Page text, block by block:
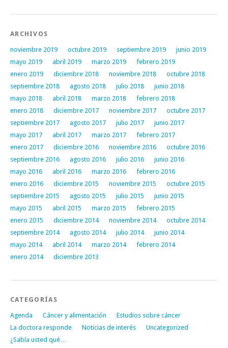
ARCHIVOS
noviembre 2019 octubre 2019 septiembre 2019
junio 2019
mayo 2019
abril 2019 marzo 2019
febrero 2019
enero 2019
diciembre 2018 noviembre 2018
octubre 2018
septiembre 2018
agosto 2018 julio 2018
junio 2018
mayo 2018
abril 2018 marzo 2018
febrero 2018
enero 2018
diciembre 2017 noviembre 2017
octubre 2017
septiembre 2017
agosto 2017 julio 2017
junio 2017
mayo 2017
abril 2017 marzo 2017
febrero 2017
enero 2017
diciembre 2016 noviembre 2016
octubre 2016
septiembre 2016
agosto 2016 julio 2016
junio 2016
mayo 2016
abril 2016 marzo 2016
febrero 2016
enero 2016
diciembre 2015 noviembre 2015
octubre 2015
septiembre 2015
agosto 2015 julio 2015
junio 2015
mayo 2015
abril 2015 marzo 2015
febrero 2015
enero 2015
diciembre 2014 noviembre 2014
octubre 2014
septiembre 2014
agosto 2014 julio 2014
junio 2014
mayo 2014
abril 2014 marzo 2014
febrero 2014
enero 2014
diciembre 2013
CATEGORÍAS
Agenda Cáncer y alimentación
Estudios sobre cáncer
La doctora responde
Noticias de interés
Uncategorized
¿Sabía usted qué…